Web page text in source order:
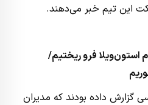
این تیم خبر می‌دهند.
استون‌ویلا فرو ریختیم/
گزارش داده بودند که مدیران